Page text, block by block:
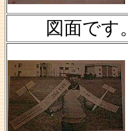
図面です。